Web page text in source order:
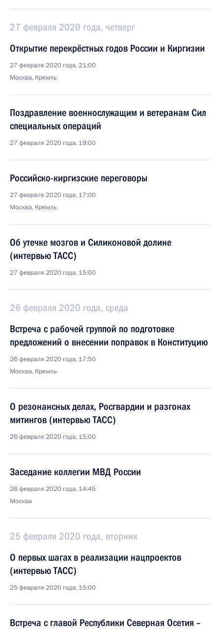
27 февраля 2020 года, четверг
Открытие перекрёстных годов России и Киргизии
27 февраля 2020 года, 21:00
Москва, Кремль
Поздравление военнослужащим и ветеранам Сил
специальных операций
27 февраля 2020 года, 19:00
Российско-киргизские переговоры
27 февраля 2020 года, 17:00
Москва, Кремль
Об утечке мозгов и Силиконовой долине
(интервью ТАСС)
27 февраля 2020 года, 15:00
26 февраля 2020 года, среда
Встреча с рабочей группой по подготовке
предложений о внесении поправок в Конституцию
26 февраля 2020 года, 17:50
Москва, Кремль
О резонансных делах, Росгвардии и разгонах
митингов (интервью ТАСС)
26 февраля 2020 года, 15:00
Заседание коллегии МВД России
26 февраля 2020 года, 14:45
Москва
25 февраля 2020 года, вторник
О первых шагах в реализации нацпроектов
(интервью ТАСС)
25 февраля 2020 года, 15:00
Встреча с главой Республики Северная Осетия –